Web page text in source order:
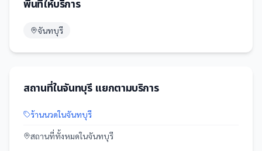
พื้นที่ให้บริการ
จันทบุรี
สถานที่ในจันทบุรีแยกตามบริการ
ร้านนวดในจันทบุรี
สถานที่ทั้งหมดในจันทบุรี